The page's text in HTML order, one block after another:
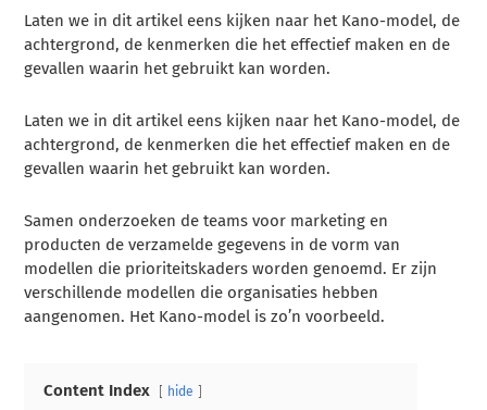
Laten we in dit artikel eens kijken naar het Kano-model, de
achtergrond, de kenmerken die het effectief maken en de
gevallen waarin het gebruikt kan worden.
Laten we in dit artikel eens kijken naar het Kano-model, de
achtergrond, de kenmerken die het effectief maken en de
gevallen waarin het gebruikt kan worden.
Samen onderzoeken de teams voor marketing en
producten de verzamelde gegevens in de vorm van
modellen die prioriteitskaders worden genoemd. Er zijn
verschillende modellen die organisaties hebben
aangenomen. Het Kano-model is zo’n voorbeeld.
Content Index hide